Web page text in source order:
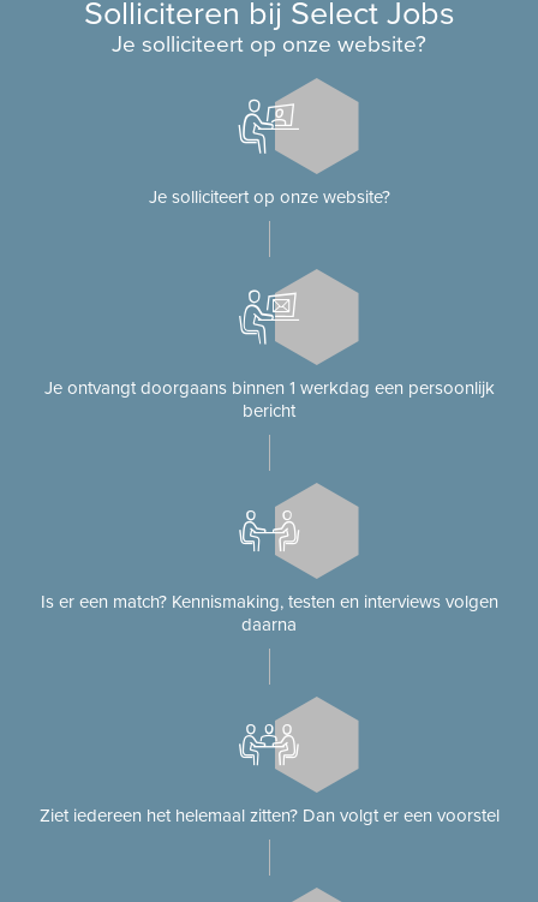
Solliciteren bij Select Jobs
Je solliciteert op onze website?
Je solliciteert op onze website?
Je ontvangt doorgaans binnen 1 werkdag een persoonlijk
bericht
Is er een match? Kennismaking, testen en interviews volgen
daarna
Ziet iedereen het helemaal zitten? Dan volgt er een voorstel